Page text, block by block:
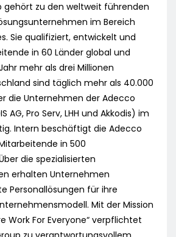
gehört zu den weltweit führenden
im Bereich
Sie qualifiziert, entwickelt und
in 60 Länder global und
mehr als drei Millionen
sind täglich mehr als 40.000
die Unternehmen der Adecco
AG, Pro Serv, LHH und Akkodis) im
Intern beschäftigt die Adecco
in 500
die spezialisierten
erhalten Unternehmen
Personallösungen für ihre
Mit der Mission
Work For Everyone“ verpflichtet